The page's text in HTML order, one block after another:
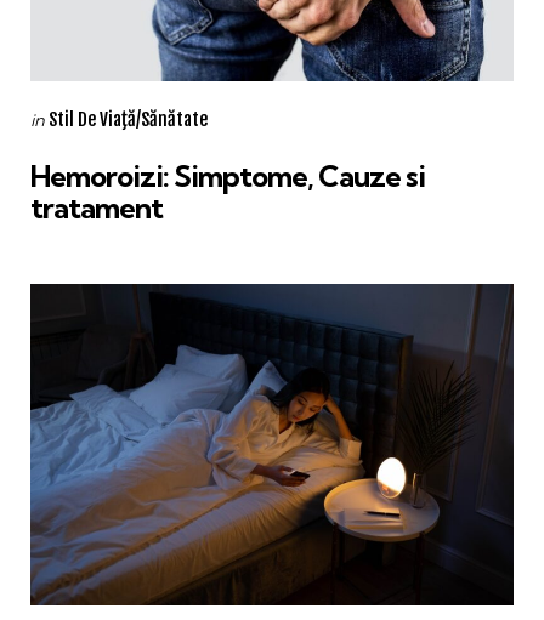
Categories
Posted
in Stil De Viaţă/Sănătate
Hemoroizi: Simptome, Cauze si
tratament